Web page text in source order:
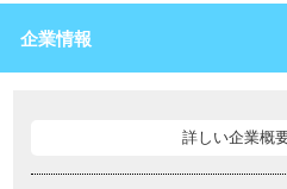
企業情報
詳しい企業概